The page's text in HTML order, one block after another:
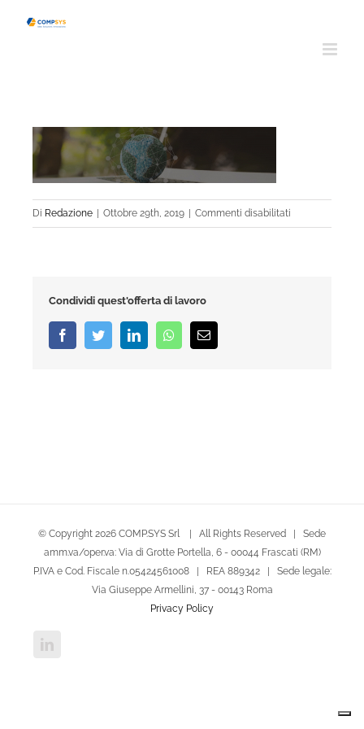
Di Redazione Ottobre 29th, 2019 Commenti disabilitati
mondo
Condividi quest'offerta di lavoro
FacebookTwitterLinkedInWhatsappEmail
© Copyright 2026 COMP.SYS Srl | All Rights Reserved | Sede
amm.va/oper.va: Via di Grotte Portella, 6 - 00044 Frascati (RM)
P.IVA e Cod. Fiscale n.05424561008 | REA 889342 | Sede legale:
Via Giuseppe Armellini, 37 - 00143 Roma
Privacy Policy
LinkedIn